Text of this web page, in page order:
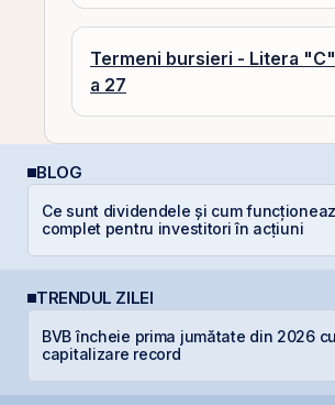
Termeni bursieri - Litera
a 27
BLOG
Ce sunt dividendele și cum
complet pentru investitori în acțiuni
TRENDUL ZILEI
BVB încheie prima jumătate din 2026
capitalizare record